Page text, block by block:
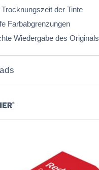
der Tinte
Farbabgrenzungen
Wiedergabe des Originals